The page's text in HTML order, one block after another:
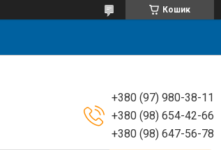
Кошик
+380 (97) 980-38-11
+380 (98) 654-42-66
+380 (98) 647-56-78